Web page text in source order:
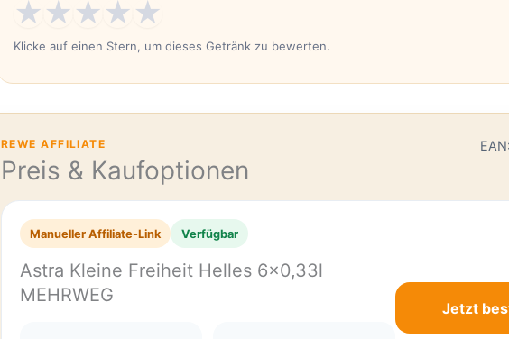
★★★★★
Klicke auf einen Stern, um dieses Getränk zu bewerten.
REWE AFFILIATE
Preis & Kaufoptionen
Manueller Affiliate-Link Verfügbar
Astra Kleine Freiheit Helles 6×0,33l
MEHRWEG
Jetzt